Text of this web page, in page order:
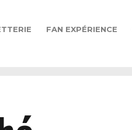
FAN EXPÉRIENCE